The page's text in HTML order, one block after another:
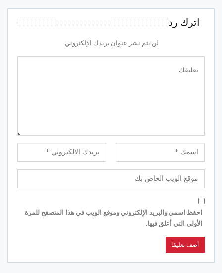
اترك رد
لن يتم نشر عنوان بريدك الإلكتروني.
احفظ اسمي والبريد الإلكتروني وموقع الويب في هذا المتصفح للمرة
الأولى التي أعلق فيها.